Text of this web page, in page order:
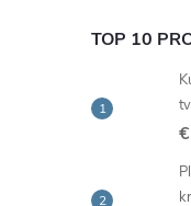
TOP 10